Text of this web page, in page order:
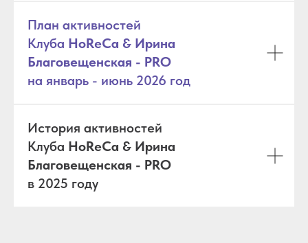
План активностей
Клуба HoReCa & Ирина
Благовещенская - PRO
на январь - июнь 2026 год
История активностей
Клуба HoReCa & Ирина
Благовещенская - PRO
в 2025 году